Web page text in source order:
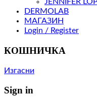
JENNIFER
DERMOLAB
МАГАЗИН
Login / Register
КОШНИЧКА
Изгасни
Sign in